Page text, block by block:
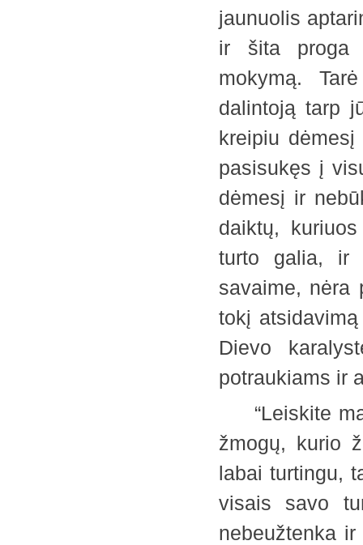
jaunuolis
ir šita proga
mokymą.
dalintoją tarp
kreipiu
pasisukęs į
dėmesį ir
daiktų,
turto galia, ir
savaime, nėra
tokį
Dievo
potraukiams ir
“Leiskite
žmogų, kurio
labai turtingu,
visais savo
nebeužtenka